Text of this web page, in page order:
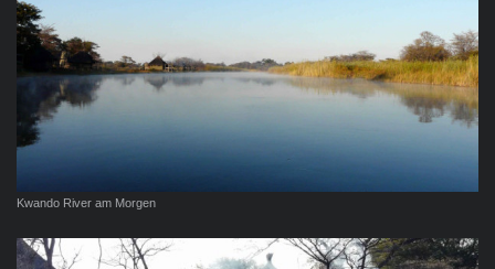
Kwando River am Morgen